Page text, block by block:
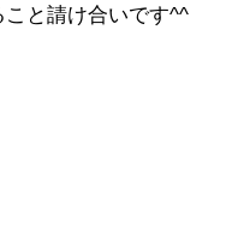
と請け合いです^^